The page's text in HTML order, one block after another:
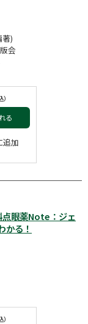
)
会
る
追加
眼薬Note：ジェ
かる！